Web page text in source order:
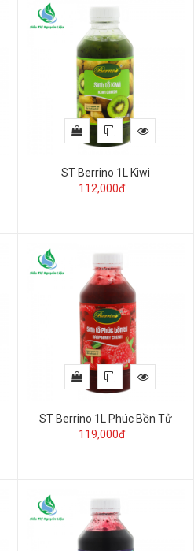
ST Berrino 1L Kiwi
112,000đ
ST Berrino 1L Phúc Bồn Tử
119,000đ